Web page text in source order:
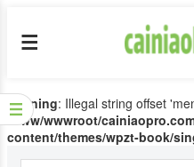
Warning: Illegal string offset
/www/wwwroot/
content/themes/wpzt-book/